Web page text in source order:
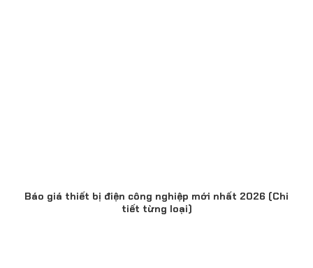
Báo giá thiết bị điện công nghiệp mới nhất 2026 (Chi
tiết từng loại)